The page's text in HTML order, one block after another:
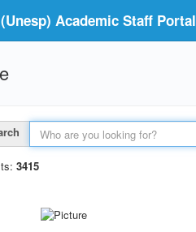
Academic Staff Portal
3415